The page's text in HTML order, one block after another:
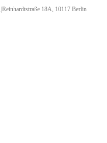
Reinhardtstraße 18A, 10117 Berlin